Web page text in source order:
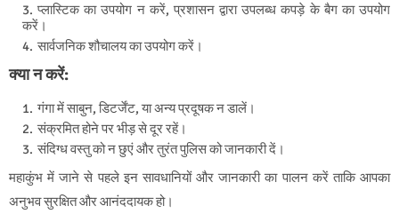
प्लास्टिक का उपयोग न करें, प्रशासन द्वारा उपलब्ध कपड़े के बैग का उपयोग
करें।
सार्वजनिक शौचालय का उपयोग करें।
क्या न करें:
गंगा में साबुन, डिटर्जेंट, या अन्य प्रदूषक न डालें।
संक्रमित होने पर भीड़ से दूर रहें।
संदिग्ध वस्तु को न छुएं और तुरंत पुलिस को जानकारी दें।
महाकुंभ में जाने से पहले इन सावधानियों और जानकारी का पालन करें ताकि आपका
अनुभव सुरक्षित और आनंददायक हो।